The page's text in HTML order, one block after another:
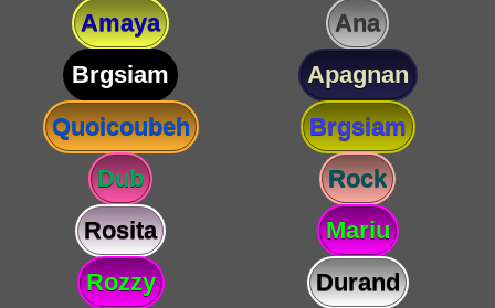
Amaya
Ana
Brgsiam
Apagnan
Quoicoubeh
Brgsiam
Dub
Rock
Rosita
Mariu
Rozzy
Durand